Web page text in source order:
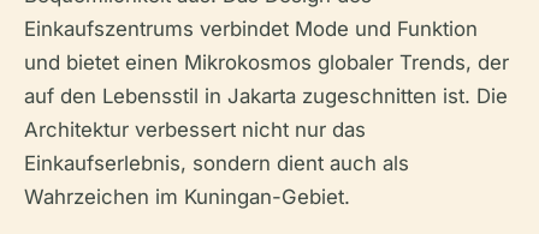
Einkaufszentrums verbindet Mode und Funktion
und bietet einen Mikrokosmos globaler Trends, der
auf den Lebensstil in Jakarta zugeschnitten ist. Die
Architektur verbessert nicht nur das
Einkaufserlebnis, sondern dient auch als
Wahrzeichen im Kuningan-Gebiet.